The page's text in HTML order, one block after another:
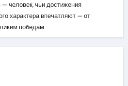
человек, чьи достижения
характера впечатляют — от
победам